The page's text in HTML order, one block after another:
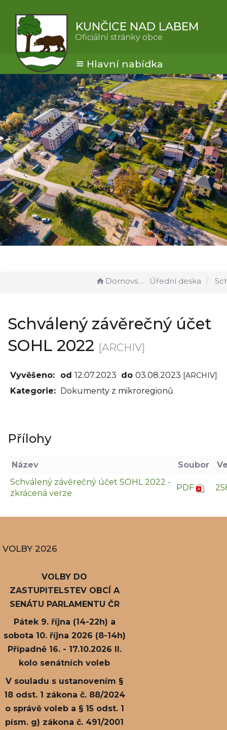
KUNČICE NAD LABEM
Oficiální stránky obce
Hlavní nabídka
Domovská stránka Úřední deska Schválený
Schválený závěrečný účet
SOHL 2022 [ARCHIV]
Vyvěšeno: od 12.07.2023 do 03.08.2023 [ARCHIV]
Kategorie: Dokumenty z mikroregionů
Přílohy
Název Soubor
Schválený závěrečný účet SOHL 2022 -
zkrácená verze
PDF
VOLBY 2026
VOLBY DO
ZASTUPITELSTEV OBCÍ A
SENÁTU PARLAMENTU ČR
Pátek 9. října (14-22h) a
sobota 10. října 2026 (8-14h)
Případně 16. - 17.10.2026 II.
kolo senátních voleb
V souladu s ustanovením §
18 odst. 1 zákona č. 88/2024
o správě voleb a § 15 odst. 1
písm. g) zákona č. 491/2001